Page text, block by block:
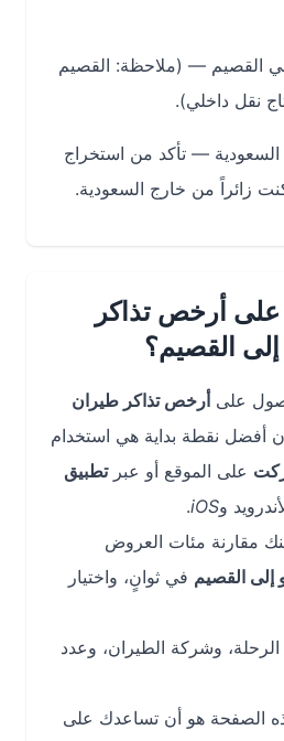
— (ملاحظة: القصيم
داخلي).
— تأكد من استخراج
من خارج السعودية.
تذاكر
القصيم؟
أرخص تذاكر طيران
نقطة بداية هي استخدام
الموقع أو عبرتطبيق
وiOS
مئات العروض
في ثوانٍ، واختيار
وشركة الطيران، وعدد
هو أن تساعدك على